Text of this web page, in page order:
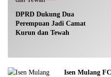
DPRD Dukung Dua
Perempuan Jadi Camat
Kurun dan Tewah
Isen Mulang